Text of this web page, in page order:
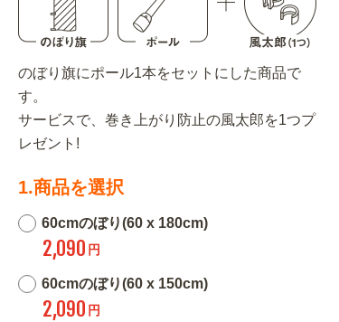
のぼり旗にポール1本をセットにした商品で
す。
サービスで、巻き上がり防止の風太郎を1つプ
レゼント!
1.商品を選択
60cmのぼり(60 x 180cm)
2,090 円
60cmのぼり(60 x 150cm)
2,090 円